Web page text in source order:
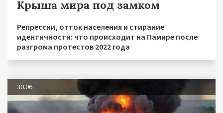
Крыша мира под замком
Репрессии, отток населения и стирание
идентичности: что происходит на Памире после
разгрома протестов 2022 года
30.06